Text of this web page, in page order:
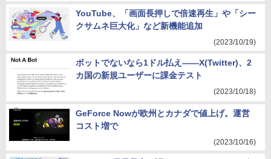
YouTube、「画面長押しで倍速再生」や「シー
クサムネ巨大化」など新機能追加
(2023/10/19)
ボットでないなら1ドル払え——X(Twitter)、2
カ国の新規ユーザーに課金テスト
(2023/10/18)
GeForce Nowが欧州とカナダで値上げ。運営
コスト増で
(2023/10/16)